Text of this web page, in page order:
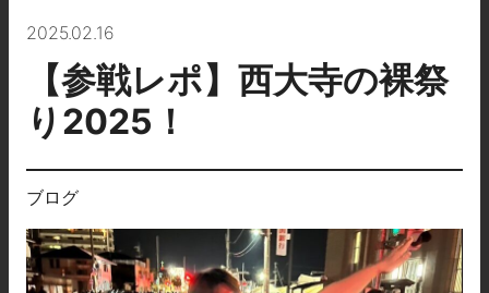
2025.02.16
【参戦レポ】西大寺の裸祭
り2025！
ブログ